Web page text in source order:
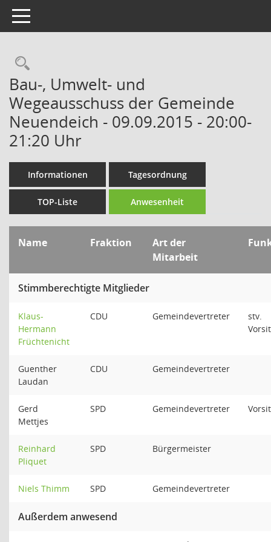
Toggle navigation
Rechercheauswahl
Bau-, Umwelt- und
Wegeausschuss der Gemeinde
Neuendeich - 09.09.2015 - 20:00-
21:20 Uhr
Informationen Tagesordnung
TOP-Liste Anwesenheit
Name Fraktion
Art der
Mitarbeit
Stimmberechtigte Mitglieder
Klaus-
Hermann
Früchtenicht
CDU Gemeindevertreter
stv.
Guenther
Laudan
CDU Gemeindevertreter
Gerd
Mettjes
SPD Gemeindevertreter
Reinhard
Pliquet
SPD Bürgermeister
Niels Thimm SPD Gemeindevertreter
Außerdem anwesend